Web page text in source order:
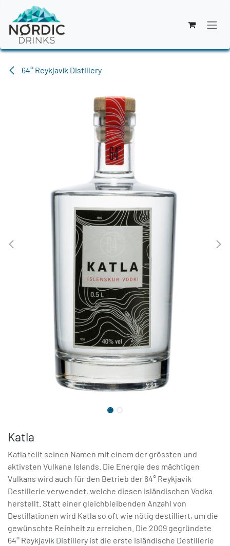
Zum Inhalt springen
64° Reykjavík Distillery
Katla
Katla teilt seinen Namen mit einem der grössten und
aktivsten Vulkane Islands. Die Energie des mächtigen
Vulkans wird auch für den Betrieb der 64° Reykjavik
Destillerie verwendet, welche diesen isländischen Vodka
herstellt. Statt einer gleichbleibenden Anzahl von
Destillationen wird Katla so oft wie nötig destilliert, um die
gewünschte Reinheit zu erreichen. Die 2009 gegründete
64° Reykjavík Distillery ist die erste isländische Destillerie